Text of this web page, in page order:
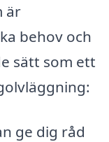
är
behov och
sätt som ett
ge dig råd